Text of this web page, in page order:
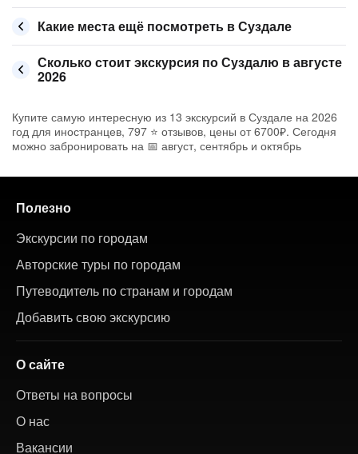
Какие места ещё посмотреть в Суздале
Сколько стоит экскурсия по Суздалю в августе
2026
Купите самую интересную из 13 экскурсий в Суздале на 2026
год для иностранцев, 797 ⭐ отзывов, цены от 6700₽. Сегодня
можно забронировать на 📅 август, сентябрь и октябрь
Полезно
Экскурсии по городам
Авторские туры по городам
Путеводитель по странам и городам
Добавить свою экскурсию
О сайте
Ответы на вопросы
О нас
Вакансии